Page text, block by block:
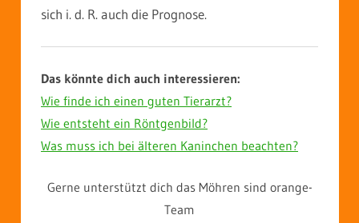
sich i. d. R. auch die Prognose.
Das könnte dich auch interessieren:
Wie finde ich einen guten Tierarzt?
Wie entsteht ein Röntgenbild?
Was muss ich bei älteren Kaninchen beachten?
Gerne unterstützt dich das Möhren sind orange-
Team